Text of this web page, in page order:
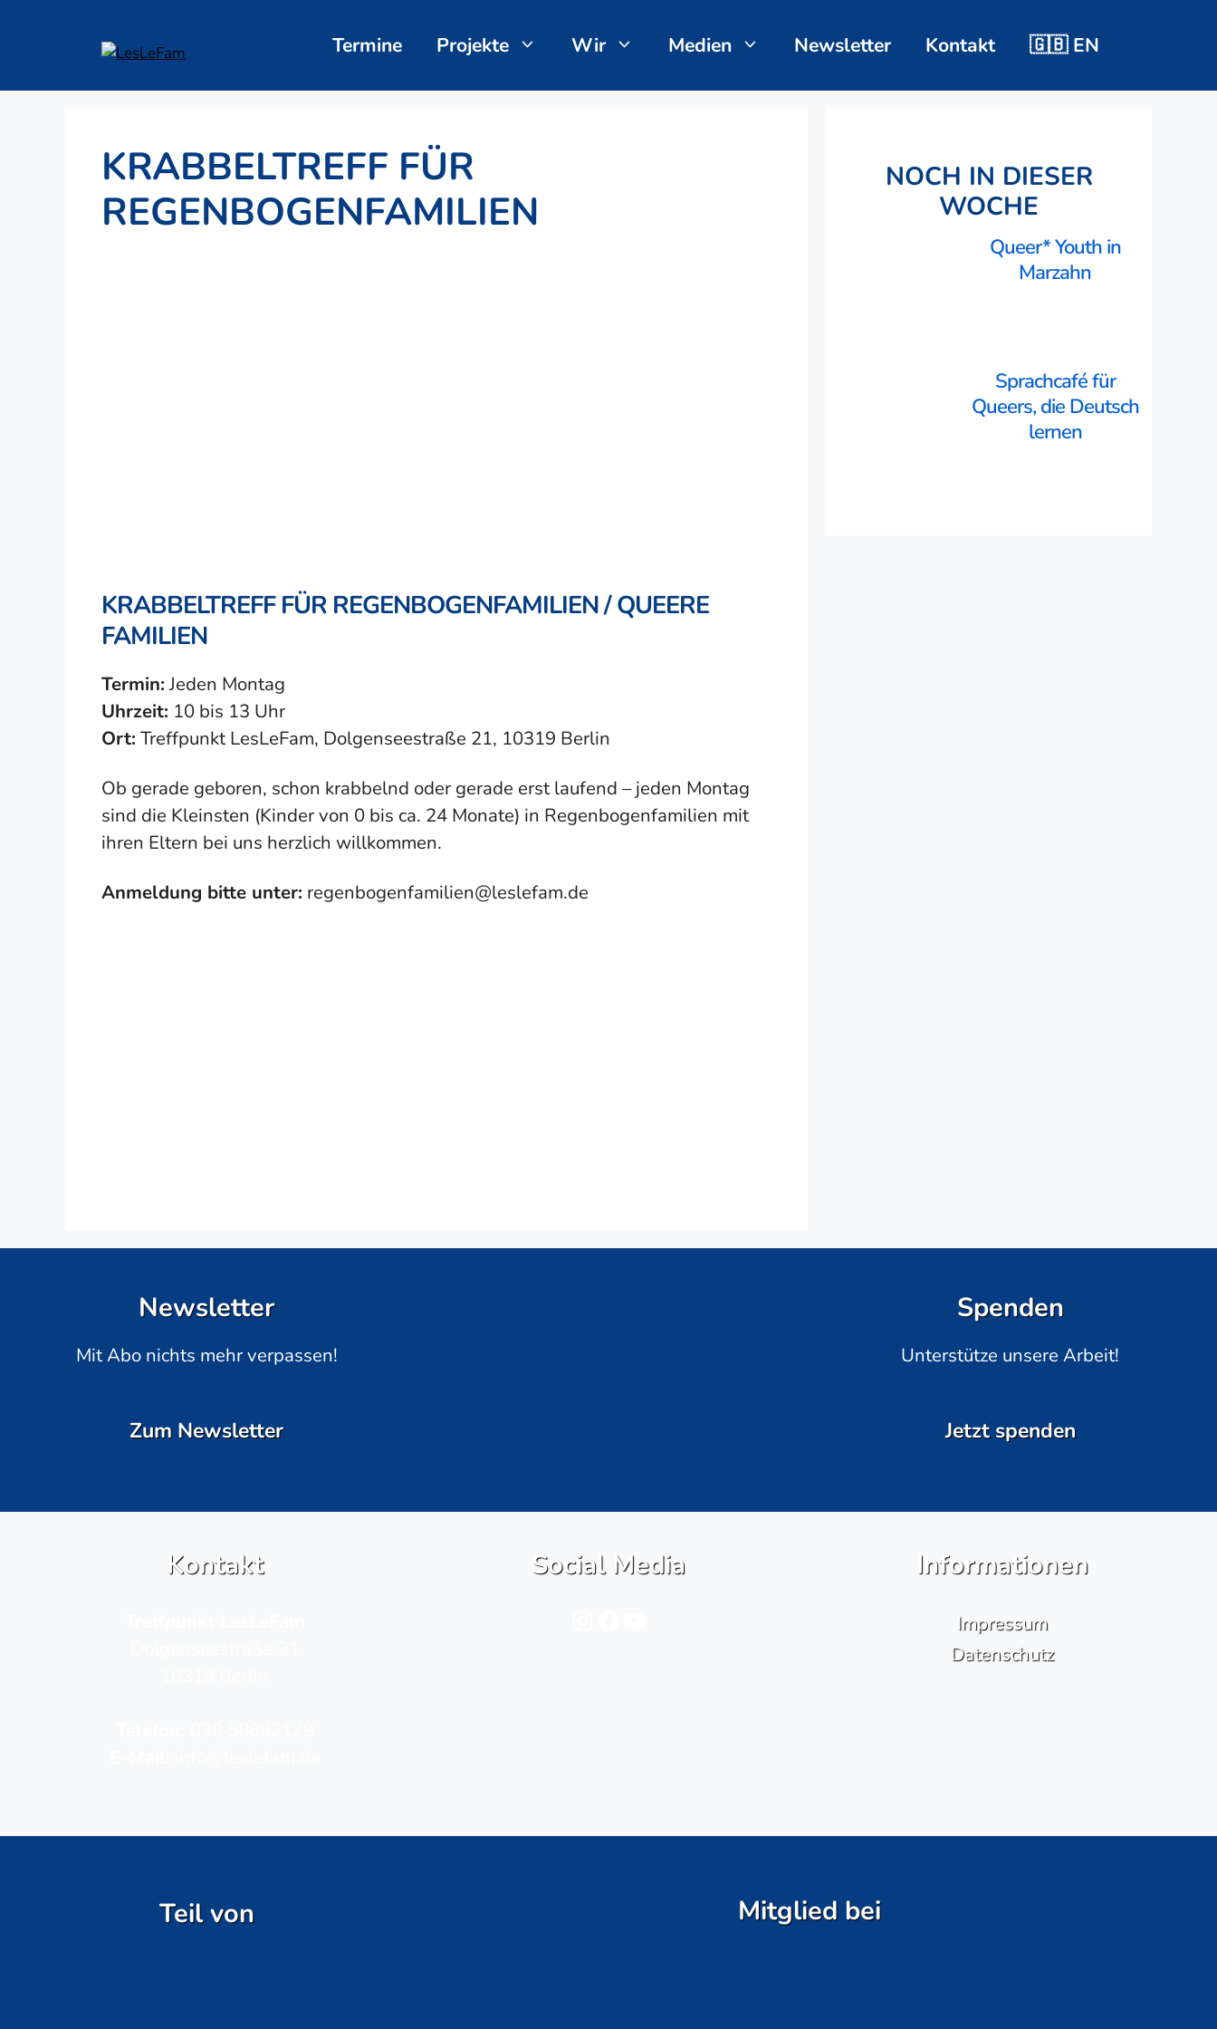
Termine Projekte Wir Medien Newsletter Kontakt 🇬🇧 EN
KRABBELTREFF FÜR
REGENBOGENFAMILIEN
KRABBELTREFF FÜR REGENBOGENFAMILIEN / QUEERE
FAMILIEN
Termin:Jeden Montag
Uhrzeit: 10 bis 13 Uhr
Ort: Treffpunkt LesLeFam, Dolgenseestraße 21, 10319 Berlin
Ob gerade geboren, schon krabbelnd oder gerade erst laufend – jeden Montag
sind die Kleinsten (Kinder von 0 bis ca. 24 Monate) in Regenbogenfamilien mit
ihren Eltern bei uns herzlich willkommen.
Anmeldung bitte unter: regenbogenfamilien@leslefam.de
NOCH IN DIESER
WOCHE
Queer* Youth in
Marzahn
Sprachcafé für
Queers, die Deutsch
lernen
Newsletter
Mit Abo nichts mehr verpassen!
Zum Newsletter
Spenden
Unterstütze unsere Arbeit!
Jetzt spenden
Kontakt
Social Media
Informationen
Impressum
Datenschutz
Teil von Mitglied bei